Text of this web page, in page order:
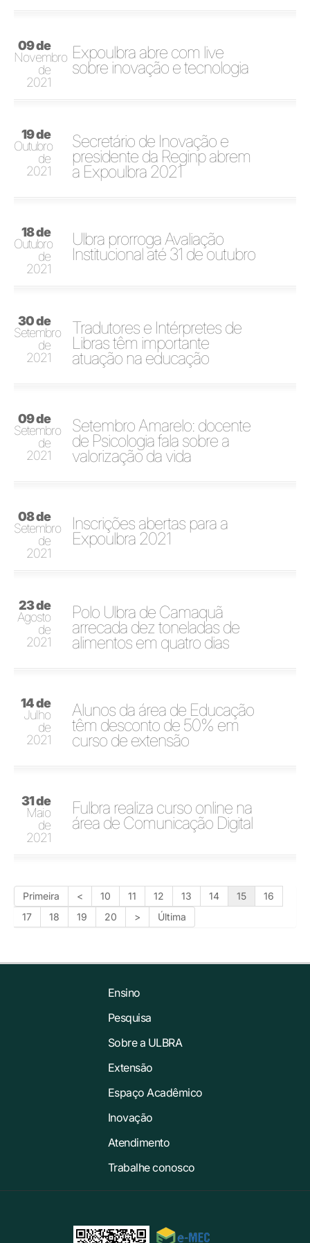
09 de
Novembro
de
2021
Expoulbra abre com live
sobre inovação e tecnologia
19 de
Outubro
de
2021
Secretário de Inovação e
presidente da Reginp abrem
a Expoulbra 2021
18 de
Outubro
de
2021
Ulbra prorroga Avaliação
Institucional até 31 de outubro
30 de
Setembro
de
2021
Tradutores e Intérpretes de
Libras têm importante
atuação na educação
09 de
Setembro
de
2021
Setembro Amarelo: docente
de Psicologia fala sobre a
valorização da vida
08 de
Setembro
de
2021
Inscrições abertas para a
Expoulbra 2021
23 de
Agosto
de
2021
Polo Ulbra de Camaquã
arrecada dez toneladas de
alimentos em quatro dias
14 de
Julho
de
2021
Alunos da área de Educação
têm desconto de 50% em
curso de extensão
31 de
Maio
de
2021
Fulbra realiza curso online na
área de Comunicação Digital
Primeira < 10 11 12 13 14 15
16
17
18 19 20 > Última
Ensino
Pesquisa
Sobre a ULBRA
Extensão
Espaço Acadêmico
Inovação
Atendimento
Trabalhe conosco